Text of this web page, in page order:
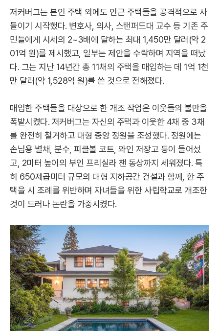
저커버그는 본인 주택 외에도 인근 주택들을 공격적으로 사
들이기 시작했다. 변호사, 의사, 스탠퍼드대 교수 등 기존 주
민들에게 시세의 2~3배에 달하는 최대 1,450만 달러(약 2
01억 원)를 제시했고, 일부는 제안을 수락하며 지역을 떠났
다. 그는 지난 14년간 총 11채의 주택을 매입하는 데 1억 1천
만 달러(약 1,528억 원)를 쓴 것으로 전해졌다.
매입한 주택들을 대상으로 한 개조 작업은 이웃들의 불만을
폭발시켰다. 저커버그는 자신의 주택과 이웃한 4채 중 3채
를 완전히 철거하고 대형 중앙 정원을 조성했다. 정원에는
손님용 별채, 분수, 피클볼 코트, 와인 저장고 등이 들어섰
고, 2미터 높이의 부인 프리실라 챈 동상까지 세워졌다. 특
히 650제곱미터 규모의 대형 지하공간 건설과 함께, 한 주
택을 시 조례를 위반하며 자녀들을 위한 사립학교로 개조한
것이 드러나 논란을 가중시켰다.